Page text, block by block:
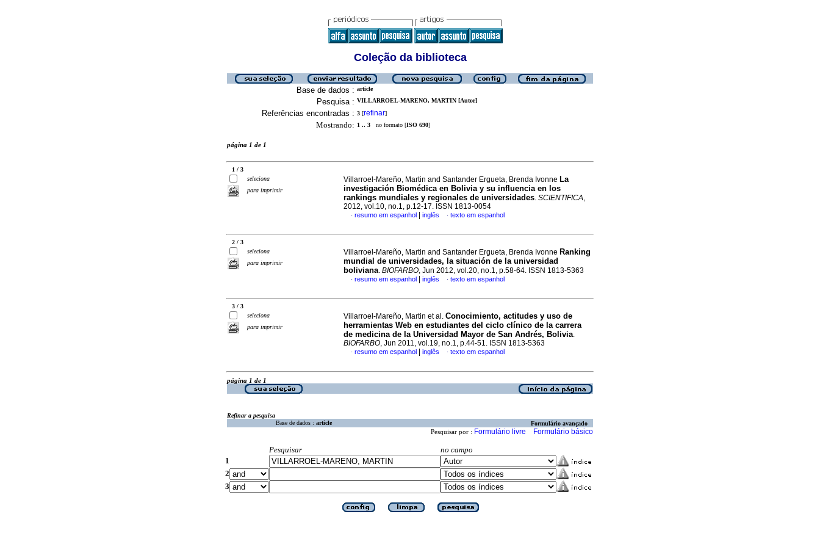
Coleção da biblioteca
Base de dados : article
Pesquisa : VILLARROEL-MARENO, MARTIN [Autor]
Referências encontradas : 3 [refinar]
Mostrando: 1 .. 3 no formato [ISO 690]
página 1 de 1
1 / 3
seleciona
para imprimir
Villarroel-Mareño, Martin and Santander Ergueta, Brenda Ivonne La
investigación Biomédica en Bolivia y su influencia en los
rankings mundiales y regionales de universidades. SCIENTIFICA,
2012, vol.10, no.1, p.12-17. ISSN 1813-0054
· resumo em espanhol inglês · texto em espanhol
2 / 3
seleciona
para imprimir
Villarroel-Mareño, Martin and Santander Ergueta, Brenda Ivonne Ranking
mundial de universidades, la situación de la universidad
boliviana. BIOFARBO, Jun 2012, vol.20, no.1, p.58-64. ISSN 1813-5363
· resumo em espanhol inglês · texto em espanhol
3 / 3
seleciona
para imprimir
Villarroel-Mareño, Martin et al. Conocimiento, actitudes y uso de
herramientas Web en estudiantes del ciclo clínico de la carrera
de medicina de la Universidad Mayor de San Andrés, Bolivia.
BIOFARBO, Jun 2011, vol.19, no.1, p.44-51. ISSN 1813-5363
· resumo em espanhol inglês · texto em espanhol
página 1 de 1
Refinar a pesquisa
Base de dados : article Formulário avançado
Pesquisar por : Formulário livre Formulário básico
Pesquisar
no campo
1
2
3